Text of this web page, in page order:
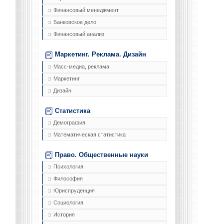
Финансовый менеджмент
Банковское дело
Финансовый анализ
Маркетинг. Реклама. Дизайн
Масс-медиа, реклама
Маркетинг
Дизайн
Статистика
Демография
Математическая статистика
Право. Общественные науки
Психология
Философия
Юриспруденция
Социология
История